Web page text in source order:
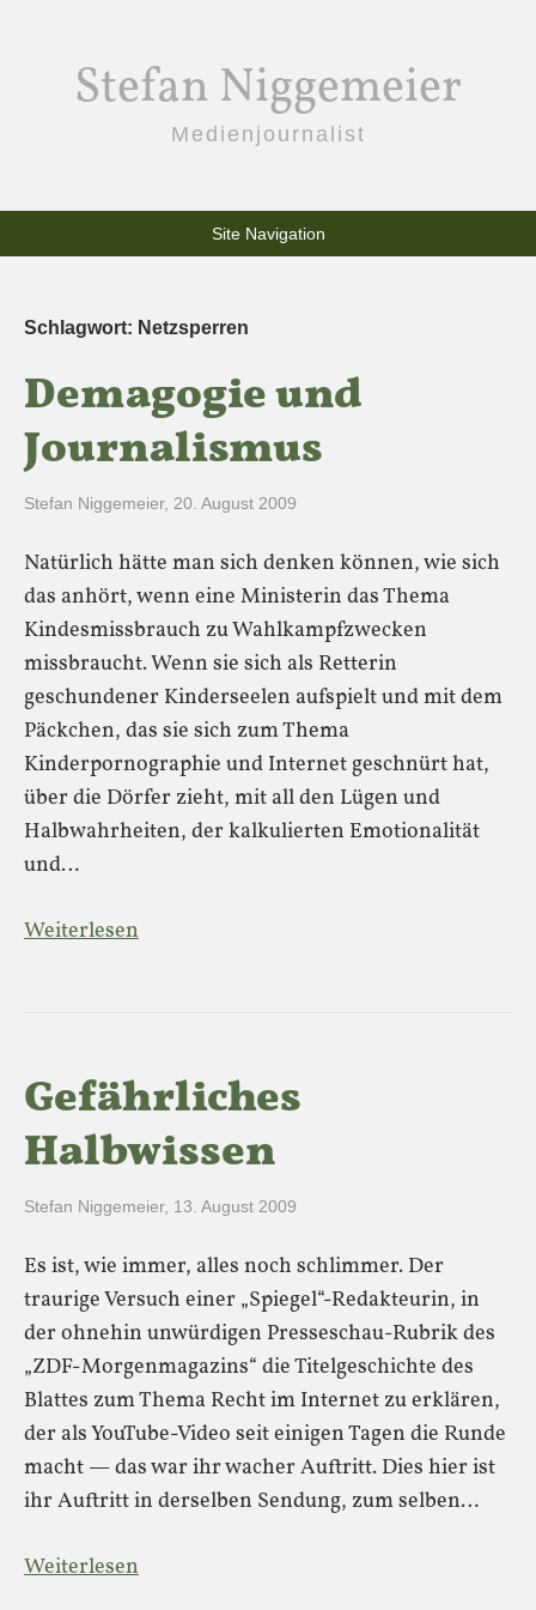
Stefan Niggemeier
Medienjournalist
Site Navigation
Schlagwort: Netzsperren
Demagogie und
Journalismus
Stefan Niggemeier, 20. August 2009
Natürlich hätte man sich denken können, wie sich
das anhört, wenn eine Ministerin das Thema
Kindesmissbrauch zu Wahlkampfzwecken
missbraucht. Wenn sie sich als Retterin
geschundener Kinderseelen aufspielt und mit dem
Päckchen, das sie sich zum Thema
Kinderpornographie und Internet geschnürt hat,
über die Dörfer zieht, mit all den Lügen und
Halbwahrheiten, der kalkulierten Emotionalität
und…
Weiterlesen
Gefährliches
Halbwissen
Stefan Niggemeier, 13. August 2009
Es ist, wie immer, alles noch schlimmer. Der
traurige Versuch einer „Spiegel“-Redakteurin, in
der ohnehin unwürdigen Presseschau-Rubrik des
„ZDF-Morgenmagazins“ die Titelgeschichte des
Blattes zum Thema Recht im Internet zu erklären,
der als YouTube-Video seit einigen Tagen die Runde
macht — das war ihr wacher Auftritt. Dies hier ist
ihr Auftritt in derselben Sendung, zum selben…
Weiterlesen